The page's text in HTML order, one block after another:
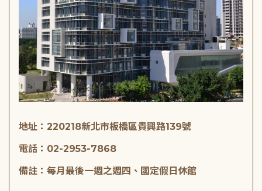
地址：220218新北市板橋區貴興路139號
電話：02-2953-7868
備註：每月最後一週之週四、國定假日休館